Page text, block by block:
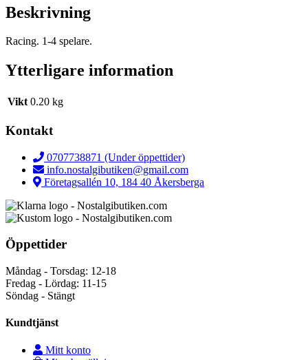
Beskrivning
Racing. 1-4 spelare.
Ytterligare information
Vikt 0.20 kg
Kontakt
0707738871 (Under öppettider)
info.nostalgibutiken@gmail.com
Företagsallén 10, 184 40 Åkersberga
Öppettider
Måndag - Torsdag: 12-18
Fredag - Lördag: 11-15
Söndag - Stängt
Kundtjänst
Mitt konto